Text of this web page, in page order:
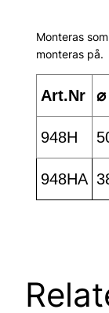
Monteras
monteras på.
Art.Nr ⌀
948H
948HA